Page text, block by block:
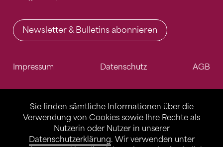
Sie finden sämtliche Informationen über die
Verwendung von Cookies sowie Ihre Rechte als
Nutzerin oder Nutzer in unserer
Datenschutzerklärung. Wir verwenden unter
Newsletter & Bulletins abonnieren
Impressum Datenschutz AGB